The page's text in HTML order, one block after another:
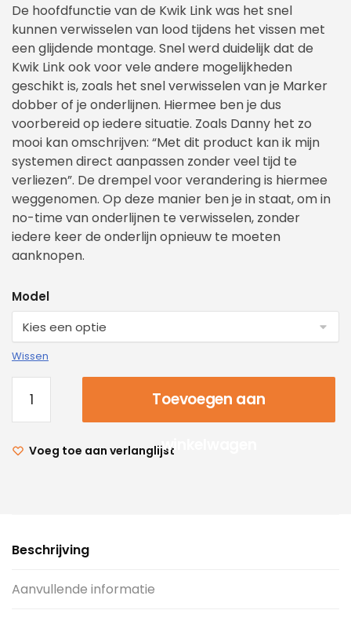
De hoofdfunctie van de Kwik Link was het snel
kunnen verwisselen van lood tijdens het vissen met
een glijdende montage. Snel werd duidelijk dat de
Kwik Link ook voor vele andere mogelijkheden
geschikt is, zoals het snel verwisselen van je Marker
dobber of je onderlijnen. Hiermee ben je dus
voorbereid op iedere situatie. Zoals Danny het zo
mooi kan omschrijven: “Met dit product kan ik mijn
systemen direct aanpassen zonder veel tijd te
verliezen”. De drempel voor verandering is hiermee
weggenomen. Op deze manier ben je in staat, om in
no-time van onderlijnen te verwisselen, zonder
iedere keer de onderlijn opnieuw te moeten
aanknopen.
Model
Wissen
Toevoegen aan
winkelwagen
Voeg toe aan verlanglijst
Beschrijving
Aanvullende informatie